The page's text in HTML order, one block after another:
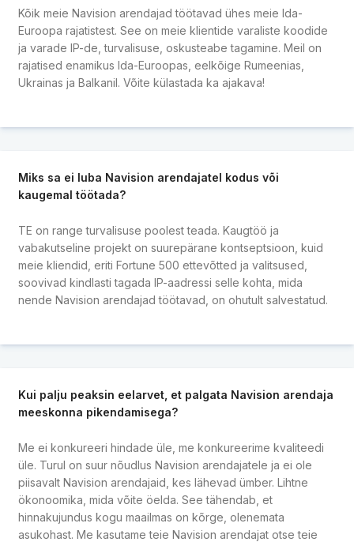
Kõik meie Navision arendajad töötavad ühes meie Ida-
Euroopa rajatistest. See on meie klientide varaliste koodide
ja varade IP-de, turvalisuse, oskusteabe tagamine. Meil on
rajatised enamikus Ida-Euroopas, eelkõige Rumeenias,
Ukrainas ja Balkanil. Võite külastada ka ajakava!
Miks sa ei luba Navision arendajatel kodus või
kaugemal töötada?
TE on range turvalisuse poolest teada. Kaugtöö ja
vabakutseline projekt on suurepärane kontseptsioon, kuid
meie kliendid, eriti Fortune 500 ettevõtted ja valitsused,
soovivad kindlasti tagada IP-aadressi selle kohta, mida
nende Navision arendajad töötavad, on ohutult salvestatud.
Kui palju peaksin eelarvet, et palgata Navision arendaja
meeskonna pikendamisega?
Me ei konkureeri hindade üle, me konkureerime kvaliteedi
üle. Turul on suur nõudlus Navision arendajatele ja ei ole
piisavalt Navision arendajaid, kes lähevad ümber. Lihtne
ökonoomika, mida võite öelda. See tähendab, et
hinnakujundus kogu maailmas on kõrge, olenemata
asukohast. Me kasutame teie Navision arendajat otse teie